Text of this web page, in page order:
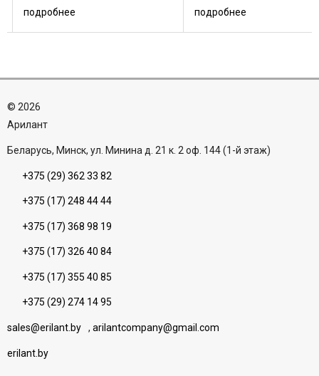
Коробки Рекомендованные
дверные коробки с четвертью:
• Porta SYSTEM (88 €); •
подробнее
Коробки
дверные коробки с
• Porta SYSTEM (88 €); •
подробнее
© 2026
Aрилант
Беларусь, Минск, ул. Минина д. 21 к. 2 оф. 144 (1-й этаж)
+375 (29) 362 33 82
+375 (17) 248 44 44
+375 (17) 368 98 19
+375 (17) 326 40 84
+375 (17) 355 40 85
+375 (29) 274 14 95
sales@erilant.by , arilantcompany@gmail.com
erilant.by